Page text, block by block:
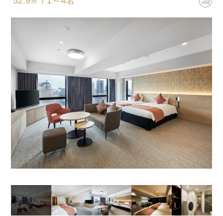
半独立型(浴室和卫生间独立)
加床
加床(可)/加婴儿床(可)
同床儿童限定2名。
全室客房设备及备品